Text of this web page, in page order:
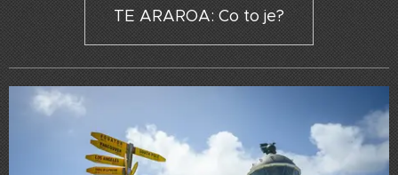
TE ARAROA: Co to je?